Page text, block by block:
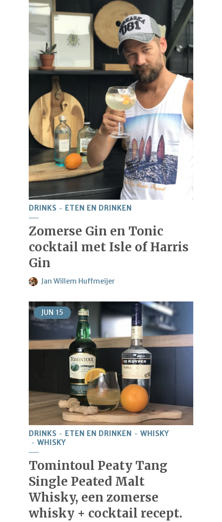
DRINKS ETEN EN DRINKEN
Zomerse Gin en Tonic
cocktail met Isle of Harris
Gin
Jan Willem Huffmeijer
JUN 15
DRINKS ETEN EN DRINKEN
WHISKY
WHISKY
Tomintoul Peaty Tang
Single Peated Malt
Whisky, een zomerse
whisky + cocktail recept.